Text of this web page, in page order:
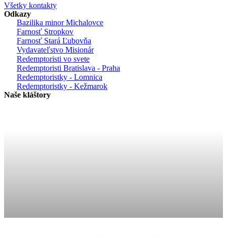
Všetky kontakty
Odkazy
Bazilika minor Michalovce
Farnosť Stropkov
Farnosť Stará Ľubovňa
Vydavateľstvo Misionár
Redemptoristi vo svete
Redemptoristi Bratislava - Praha
Redemptoristky - Lomnica
Redemptoristky - Kežmarok
Naše kláštory